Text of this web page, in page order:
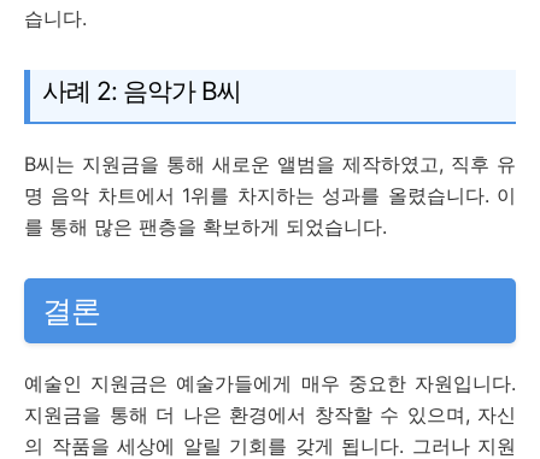
습니다.
사례 2: 음악가 B씨
B씨는 지원금을 통해 새로운 앨범을 제작하였고, 직후 유
명 음악 차트에서 1위를 차지하는 성과를 올렸습니다. 이
를 통해 많은 팬층을 확보하게 되었습니다.
결론
예술인 지원금은 예술가들에게 매우 중요한 자원입니다.
지원금을 통해 더 나은 환경에서 창작할 수 있으며, 자신
의 작품을 세상에 알릴 기회를 갖게 됩니다. 그러나 지원